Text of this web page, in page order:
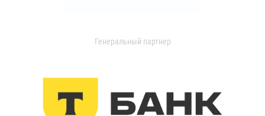
Генеральный партнер